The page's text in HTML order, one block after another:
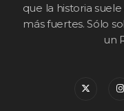
que la historia
más fuertes. Sólo
un